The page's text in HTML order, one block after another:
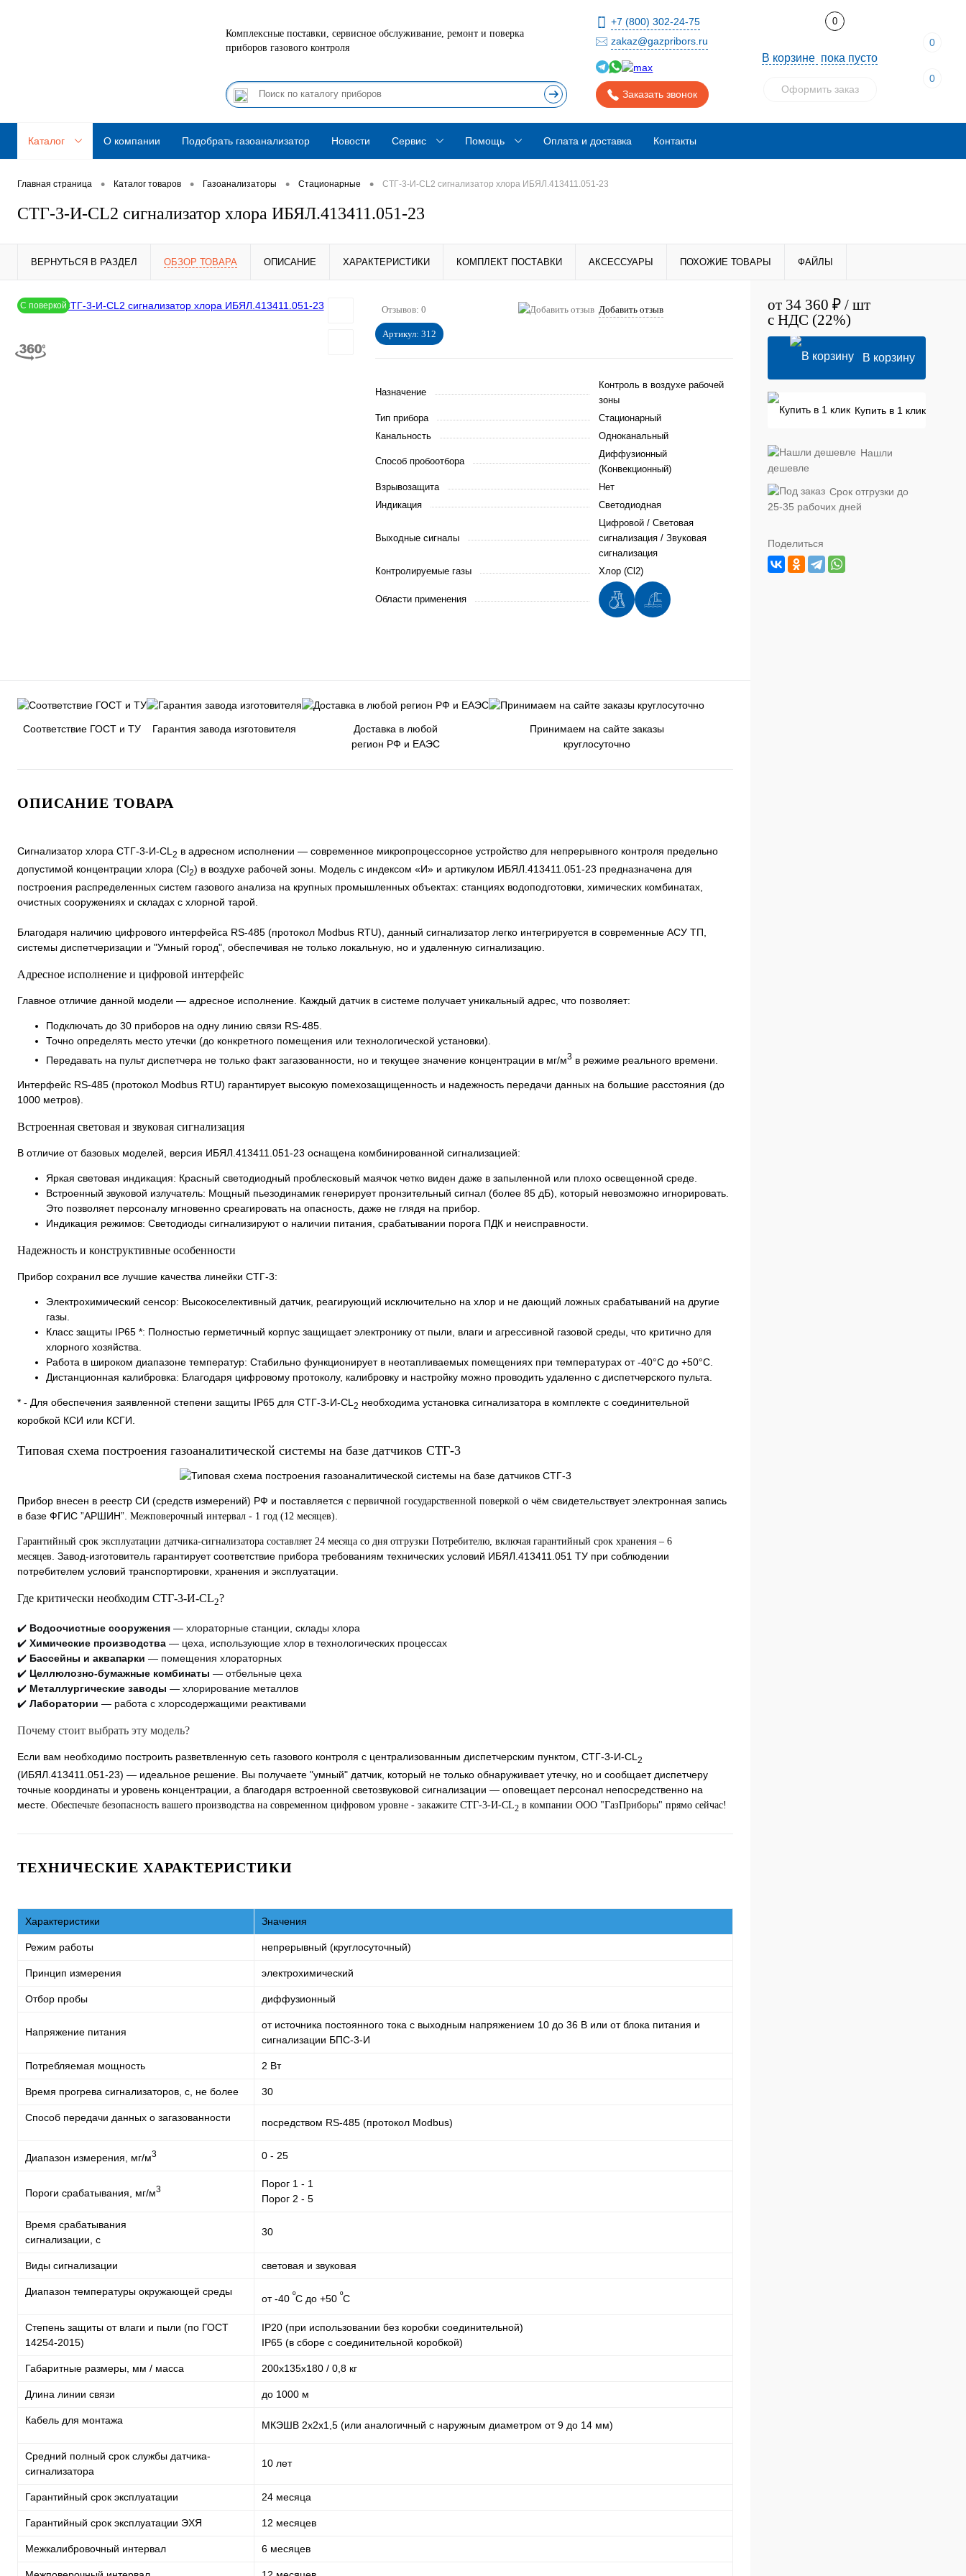
Комплексные поставки, сервисное обслуживание, ремонт и поверка
приборов газового контроля
+7 (800) 302-24-75
zakaz@gazpribors.ru
Заказать звонок
0
В корзине пока пусто
Оформить заказ
0
0
Каталог О компании Подобрать газоанализатор Новости Сервис Помощь Оплата и доставка Контакты
Главная страница • Каталог товаров • Газоанализаторы • Стационарные • СТГ-3-И-СL2 сигнализатор хлора ИБЯЛ.413411.051-23
СТГ-3-И-СL2 сигнализатор хлора ИБЯЛ.413411.051-23
ВЕРНУТЬСЯ В РАЗДЕЛ ОБЗОР ТОВАРА ОПИСАНИЕ ХАРАКТЕРИСТИКИ КОМПЛЕКТ ПОСТАВКИ АКСЕССУАРЫ ПОХОЖИЕ ТОВАРЫ ФАЙЛЫ
С поверкой Отзывов: 0 Добавить отзыв
Артикул: 312
Назначение
Контроль в воздухе рабочей
зоны
Тип прибора
Стационарный
Канальность
Одноканальный
Способ пробоотбора
Диффузионный
(Конвекционный)
Взрывозащита
Нет
Индикация
Светодиодная
Выходные сигналы
Цифровой / Световая
сигнализация / Звуковая
сигнализация
Контролируемые газы
Хлор (Cl2)
Области применения
Соответствие ГОСТ и ТУ Гарантия завода изготовителя
Доставка в любой
регион РФ и ЕАЭС
Принимаем на сайте заказы
круглосуточно
ОПИСАНИЕ ТОВАРА
Сигнализатор хлора СТГ-3-И-СL 2 в адресном исполнении — современное микропроцессорное устройство для непрерывного контроля предельно
допустимой концентрации хлора (Cl2) в воздухе рабочей зоны. Модель с индексом «И» и артикулом ИБЯЛ.413411.051-23 предназначена для
построения распределенных систем газового анализа на крупных промышленных объектах: станциях водоподготовки, химических комбинатах,
очистных сооружениях и складах с хлорной тарой.
Благодаря наличию цифрового интерфейса RS-485 (протокол Modbus RTU), данный сигнализатор легко интегрируется в современные АСУ ТП,
системы диспетчеризации и "Умный город", обеспечивая не только локальную, но и удаленную сигнализацию.
Адресное исполнение и цифровой интерфейс
Главное отличие данной модели — адресное исполнение. Каждый датчик в системе получает уникальный адрес, что позволяет:
Подключать до 30 приборов на одну линию связи RS-485.
Точно определять место утечки (до конкретного помещения или технологической установки).
Передавать на пульт диспетчера не только факт загазованности, но и текущее значение концентрации в мг/м3 в режиме реального времени.
Интерфейс RS-485 (протокол Modbus RTU) гарантирует высокую помехозащищенность и надежность передачи данных на большие расстояния (до
1000 метров).
Встроенная световая и звуковая сигнализация
В отличие от базовых моделей, версия ИБЯЛ.413411.051-23 оснащена комбинированной сигнализацией:
Яркая световая индикация: Красный светодиодный проблесковый маячок четко виден даже в запыленной или плохо освещенной среде.
Встроенный звуковой излучатель: Мощный пьезодинамик генерирует пронзительный сигнал (более 85 дБ), который невозможно игнорировать.
Это позволяет персоналу мгновенно среагировать на опасность, даже не глядя на прибор.
Индикация режимов: Светодиоды сигнализируют о наличии питания, срабатывании порога ПДК и неисправности.
Надежность и конструктивные особенности
Прибор сохранил все лучшие качества линейки СТГ-3:
Электрохимический сенсор: Высокоселективный датчик, реагирующий исключительно на хлор и не дающий ложных срабатываний на другие
газы.
Класс защиты IP65 *: Полностью герметичный корпус защищает электронику от пыли, влаги и агрессивной газовой среды, что критично для
хлорного хозяйства.
Работа в широком диапазоне температур: Стабильно функционирует в неотапливаемых помещениях при температурах от -40°С до +50°С.
Дистанционная калибровка: Благодаря цифровому протоколу, калибровку и настройку можно проводить удаленно с диспетчерского пульта.
* - Для обеспечения заявленной степени защиты IP65 для СТГ-3-И-СL2 необходима установка сигнализатора в комплекте с соединительной
коробкой КСИ или КСГИ.
Типовая схема построения газоаналитической системы на базе датчиков СТГ-3
Прибор внесен в реестр СИ (средств измерений) РФ и поставляется с первичной государственной поверкой о чём свидетельствует электронная запись
в базе ФГИС ”АРШИН”. Межповерочный интервал - 1 год (12 месяцев)
Гарантийный срок эксплуатации датчика-сигнализатора составляет 24 месяца со дня отгрузки Потребителю, включая гарантийный срок хранения – 6
месяцев . Завод-изготовитель гарантирует соответствие прибора требованиям технических условий ИБЯЛ.413411.051 ТУ при соблюдении
потребителем условий транспортировки, хранения и эксплуатации.
Где критически необходим СТГ-3-И-СL2?
✔️ Водоочистные сооружения — хлораторные станции, склады хлора
✔️ Химические производства — цеха, использующие хлор в технологических процессах
✔️ Бассейны и аквапарки — помещения хлораторных
✔️ Целлюлозно-бумажные комбинаты — отбельные цеха
✔️ Металлургические заводы — хлорирование металлов
✔️ Лаборатории — работа с хлорсодержащими реактивами
Почему стоит выбрать эту модель?
Если вам необходимо построить разветвленную сеть газового контроля с централизованным диспетчерским пунктом, СТГ-3-И-СL2
(ИБЯЛ.413411.051-23) — идеальное решение. Вы получаете "умный" датчик, который не только обнаруживает утечку, но и сообщает диспетчеру
точные координаты и уровень концентрации, а благодаря встроенной светозвуковой сигнализации — оповещает персонал непосредственно на
месте. Обеспечьте безопасность вашего производства на современном цифровом уровне - закажите СТГ-3-И-СL2 в компании ООО "ГазПриборы" прямо сейчас!
ТЕХНИЧЕСКИЕ ХАРАКТЕРИСТИКИ
Характеристики Значения
Режим работы непрерывный (круглосуточный)
Принцип измерения электрохимический
Отбор пробы диффузионный
Напряжение питания
от источника постоянного тока с выходным напряжением 10 до 36 В или от блока питания и
сигнализации БПС-3-И
Потребляемая мощность 2 Вт
Время прогрева сигнализаторов, с, не более 30
Способ передачи данных о загазованности посредством RS-485 (протокол Modbus)
Диапазон измерения, мг/м3 0 - 25
Пороги срабатывания, мг/м3
Порог 1 - 1
Порог 2 - 5
Время срабатывания
сигнализации, с
30
Виды сигнализации световая и звуковая
Диапазон температуры окружающей среды
от -40 ºС до +50 ºС
Степень защиты от влаги и пыли (по ГОСТ
14254-2015)
IP20 (при использовании без коробки соединительной)
IP65 (в сборе с соединительной коробкой)
Габаритные размеры, мм / масса 200х135х180 / 0,8 кг
Длина линии связи до 1000 м
Кабель для монтажа МКЭШВ 2х2х1,5 (или аналогичный с наружным диаметром от 9 до 14 мм)
Средний полный срок службы датчика-
сигнализатора
10 лет
Гарантийный срок эксплуатации 24 месяца
Гарантийный срок эксплуатации ЭХЯ 12 месяцев
Межкалибровочный интервал 6 месяцев
от 34 360 ₽ / шт
с НДС (22%)
В корзину
Купить в 1 клик
Нашли
дешевле
Срок отгрузки до
25-35 рабочих дней
Поделиться